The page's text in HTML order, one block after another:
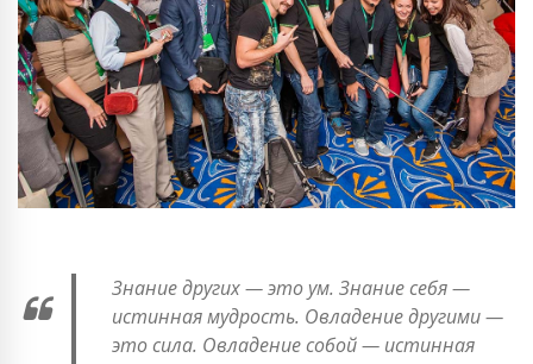
Знание других — это ум. Знание себя —
истинная мудрость. Овладение другими —
это сила. Овладение собой — истинная